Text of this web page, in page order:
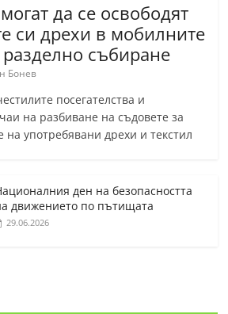
да се освободят
си дрехи в мобилните
събиране
Бонев
посегателства и
на разбиване на съдовете за
на употребявани дрехи и текстил
ден на безопасността
движението по пътищата
29.06.2026